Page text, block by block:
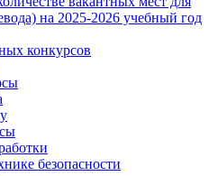
на 2025-2026 учебный год
конкурсов
безопасности